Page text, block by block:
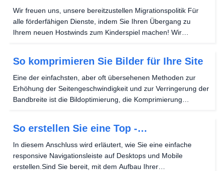
Wir freuen uns, unsere bereitzustellen Migrationspolitik Für
alle förderfähigen Dienste, indem Sie Ihren Übergang zu
Ihrem neuen Hostwinds zum Kinderspiel machen! Wir
So komprimieren Sie Bilder für Ihre Site
Eine der einfachsten, aber oft übersehenen Methoden zur
Erhöhung der Seitengeschwindigkeit und zur Verringerung der
Bandbreite ist die Bildoptimierung, die Komprimierung
So erstellen Sie eine Top -
Navigationsleiste auf Ihrer Website
In diesem Anschluss wird erläutert, wie Sie eine einfache
responsive Navigationsleiste auf Desktops und Mobile
erstellen.Sind Sie bereit, mit dem Aufbau Ihrer